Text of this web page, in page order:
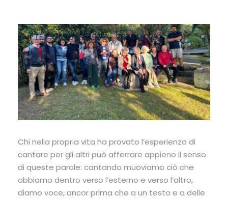
Chi nella propria vita ha provato l’esperienza di
cantare per gli altri può afferrare ap­pieno il senso
di queste parole: cantando muoviamo ciò che
abbiamo dentro verso l’esterno e verso l’altro,
diamo voce, an­cor prima che a un testo e a delle